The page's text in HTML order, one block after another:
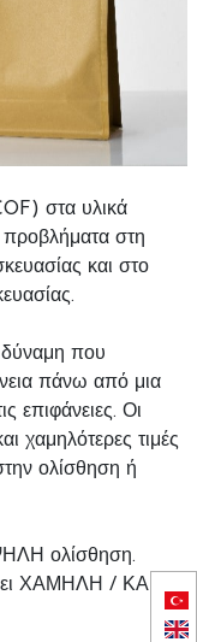
στα υλικά
προβλήματα στη
και στο
δύναμη που
πάνω από μια
επιφάνειες. Οι
χαμηλότερες τιμές
ολίσθηση ή
ολίσθηση.
ΧΑΜΗΛΗ / ΚΑΜΙΑ